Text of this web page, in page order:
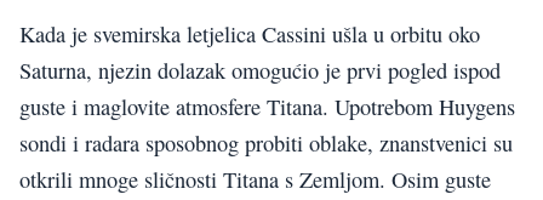
Kada je svemirska letjelica Cassini ušla u orbitu oko
Saturna, njezin dolazak omogućio je prvi pogled ispod
guste i maglovite atmosfere Titana. Upotrebom Huygens
sondi i radara sposobnog probiti oblake, znanstvenici su
otkrili mnoge sličnosti Titana s Zemljom. Osim guste